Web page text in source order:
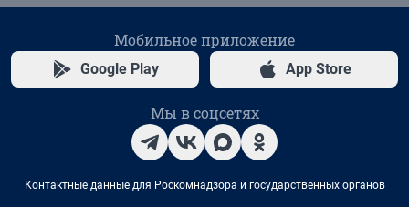
Мобильное приложение
Google Play App Store
Мы в соцсетях
Контактные данные для Роскомнадзора и государственных органов